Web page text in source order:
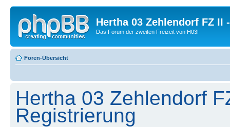
Hertha 03 Zehlendorf FZ II
Das Forum der zweiten Freizeit von H03!
Foren-Übersicht
Hertha 03 Zehlendorf
Registrierung